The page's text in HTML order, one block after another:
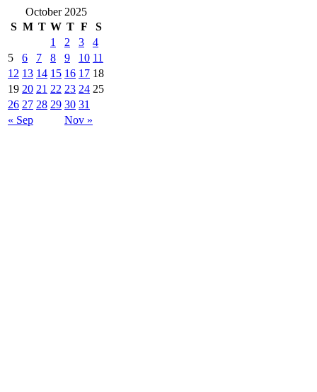
October 2025
S M T W T F S
« Sep Nov »
1 2 3
4
5
6 7 8 9 10 11
12 13 14 15 16 17 18
19 20 21 22 23 24 25
26 27 28 29 30 31